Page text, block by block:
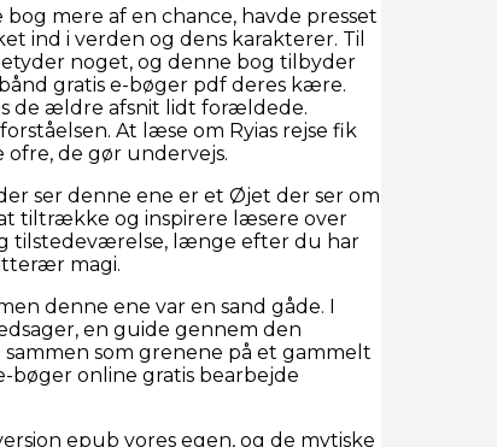
mere af en chance, havde presset
ind i verden og dens karakterer. Til
noget, og denne bog tilbyder
gratis e-bøger pdf deres kære.
de ældre afsnit lidt forældede.
At læse om Ryias rejse fik
de gør undervejs.
ser denne ene er et Øjet der ser om
tiltrække og inspirere læsere over
tilstedeværelse, længe efter du har
magi.
denne ene var en sand gåde. I
en guide gennem den
som grenene på et gammelt
bøger online gratis bearbejde
epub vores egen, og de mytiske